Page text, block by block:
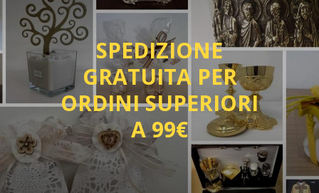
SPEDIZIONE
GRATUITA PER
ORDINI SUPERIORI
A 99€